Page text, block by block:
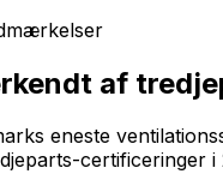
af
eneste
certificeringer i